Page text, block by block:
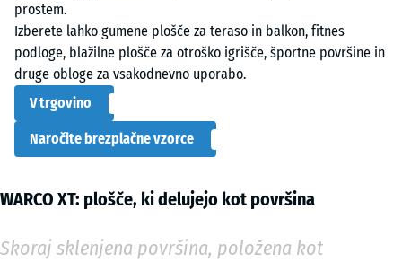
prostem.
Izberete lahko gumene plošče za teraso in balkon, fitnes
podloge, blažilne plošče za otroško igrišče, športne površine in
druge obloge za vsakodnevno uporabo.
V trgovino
Naročite brezplačne vzorce
WARCO XT: plošče, ki delujejo kot površina
Skoraj sklenjena površina, položena kot